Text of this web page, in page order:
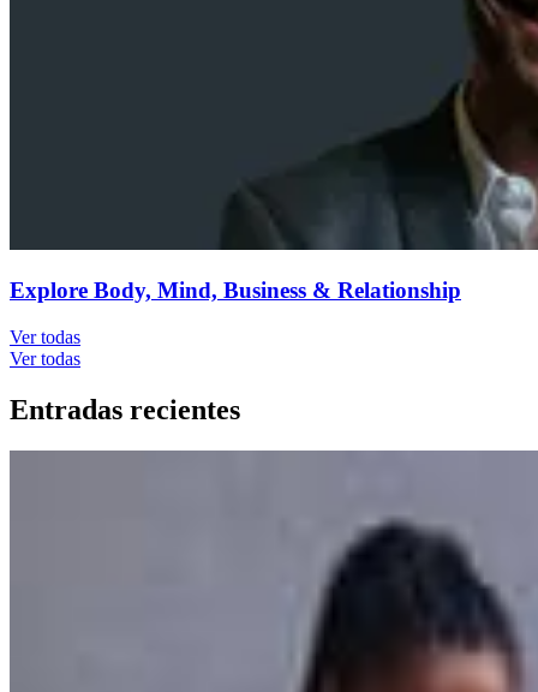
Explore Body, Mind, Business & Relationship
Ver todas
Ver todas
Entradas recientes